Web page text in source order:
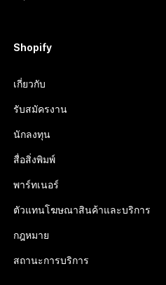
Shopify
เกี่ยวกับ
รับสมัครงาน
นักลงทุน
สื่อสิ่งพิมพ์
พาร์ทเนอร์
ตัวแทนโฆษณาสินค้าและบริการ
กฎหมาย
สถานะการบริการ